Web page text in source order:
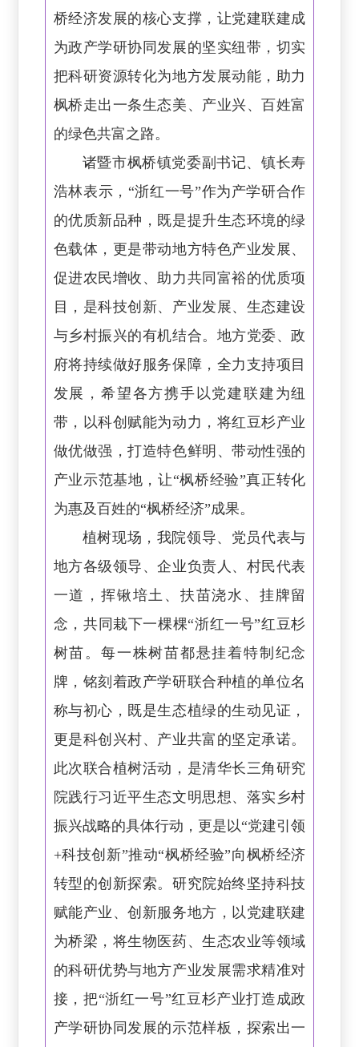
桥经济发展的核心支撑，让党建联建成
为政产学研协同发展的坚实纽带，切实
把科研资源转化为地方发展动能，助力
枫桥走出一条生态美、产业兴、百姓富
的绿色共富之路。
诸暨市枫桥镇党委副书记、镇长寿
浩林表示，“浙红一号”作为产学研合作
的优质新品种，既是提升生态环境的绿
色载体，更是带动地方特色产业发展、
促进农民增收、助力共同富裕的优质项
目，是科技创新、产业发展、生态建设
与乡村振兴的有机结合。地方党委、政
府将持续做好服务保障，全力支持项目
发展，希望各方携手以党建联建为纽
带，以科创赋能为动力，将红豆杉产业
做优做强，打造特色鲜明、带动性强的
产业示范基地，让“枫桥经验”真正转化
为惠及百姓的“枫桥经济”成果。
植树现场，我院领导、党员代表与
地方各级领导、企业负责人、村民代表
一道，挥锹培土、扶苗浇水、挂牌留
念，共同栽下一棵棵“浙红一号”红豆杉
树苗。每一株树苗都悬挂着特制纪念
牌，铭刻着政产学研联合种植的单位名
称与初心，既是生态植绿的生动见证，
更是科创兴村、产业共富的坚定承诺。
此次联合植树活动，是清华长三角研究
院践行习近平生态文明思想、落实乡村
振兴战略的具体行动，更是以“党建引领
+科技创新”推动“枫桥经验”向枫桥经济
转型的创新探索。研究院始终坚持科技
赋能产业、创新服务地方，以党建联建
为桥梁，将生物医药、生态农业等领域
的科研优势与地方产业发展需求精准对
接，把“浙红一号”红豆杉产业打造成政
产学研协同发展的示范样板，探索出一